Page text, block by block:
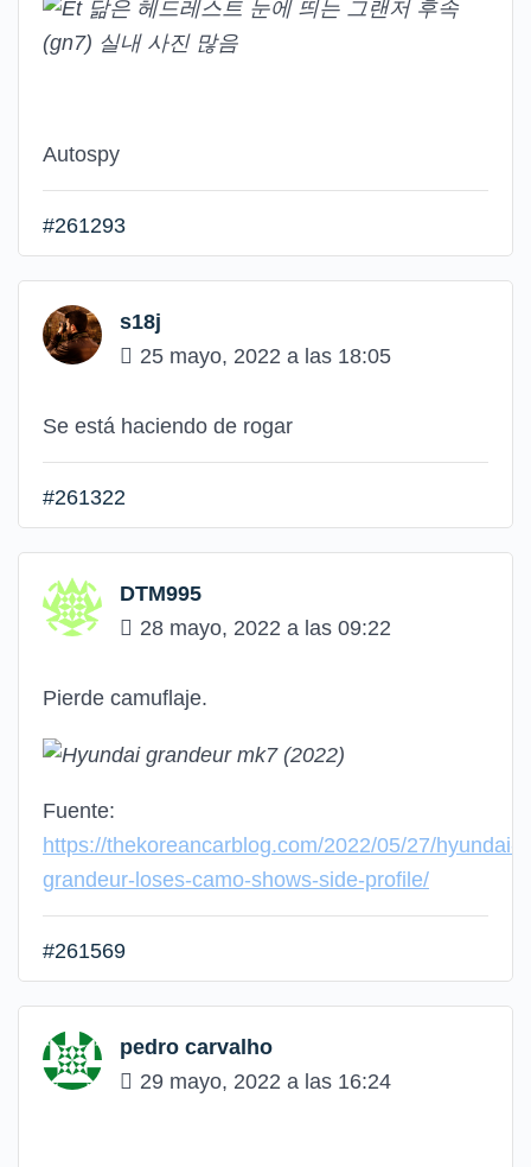
Autospy
#261293
s18j
25 mayo, 2022 a las 18:05
Se está haciendo de rogar
#261322
DTM995
28 mayo, 2022 a las 09:22
Pierde camuflaje.
Fuente:
https://thekoreancarblog.com/2022/05/27/hyundai-
grandeur-loses-camo-shows-side-profile/
#261569
pedro carvalho
29 mayo, 2022 a las 16:24